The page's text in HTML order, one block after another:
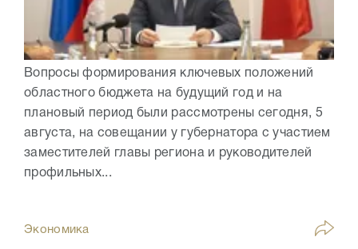
Вопросы формирования ключевых положений
областного бюджета на будущий год и на
плановый период были рассмотрены сегодня, 5
августа, на совещании у губернатора с участием
заместителей главы региона и руководителей
профильных...
Экономика